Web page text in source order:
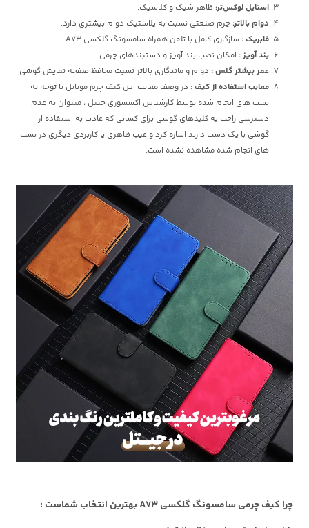
استایل لوکس‌تر: ظاهر شیک و کلاسیک.
دوام بالاتر: چرم صنعتی نسبت به پلاستیک دوام بیشتری دارد.
فابریک : سازگاری کامل با تلفن همراه سامسونگ گلکسی A73
بند آویز : امکان نصب بند آویز و دستبندهای چرمی
عمر بیشتر گلس : دوام و ماندگاری بالاتر نسبت محافظ صفحه نمایش گوشی
معایب استفاده از کیف : در وصف معایب این کیف چرم موبایل با توجه به
تست های انجام شده توسط کارشناس اکسسوری جیتل ، میتوان به عدم
دسترسی راحت به کلیدهای گوشی برای کسانی که عادت به استفاده از
گوشی با یک دست دارند اشاره کرد و عیب ظاهری یا کاربردی دیگری در تست
های انجام شده مشاهده نشده است.
چرا کیف چرمی سامسونگ گلکسی A73 بهترین انتخاب شماست :